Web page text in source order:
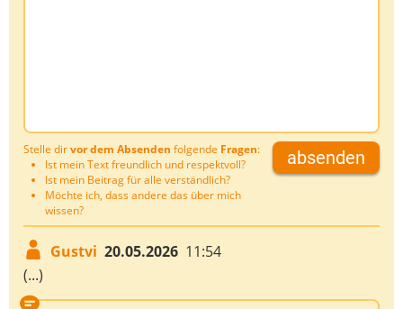
Stelle dirvor dem Absenden folgende Fragen:
Ist mein Text freundlich und respektvoll?
Ist mein Beitrag für alle verständlich?
Möchte ich, dass andere das über mich
wissen?
absenden
Gustvi 20.05.2026 11:54
(...)